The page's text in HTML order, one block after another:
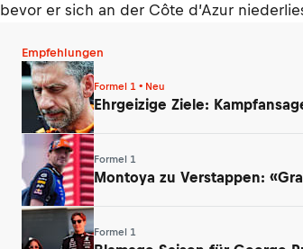
bevor er sich an der Côte d’Azur
Empfehlungen
Formel 1 • Neu
Ehrgeizige Ziele:
Formel 1
Montoya zu Verstappen:
Formel 1